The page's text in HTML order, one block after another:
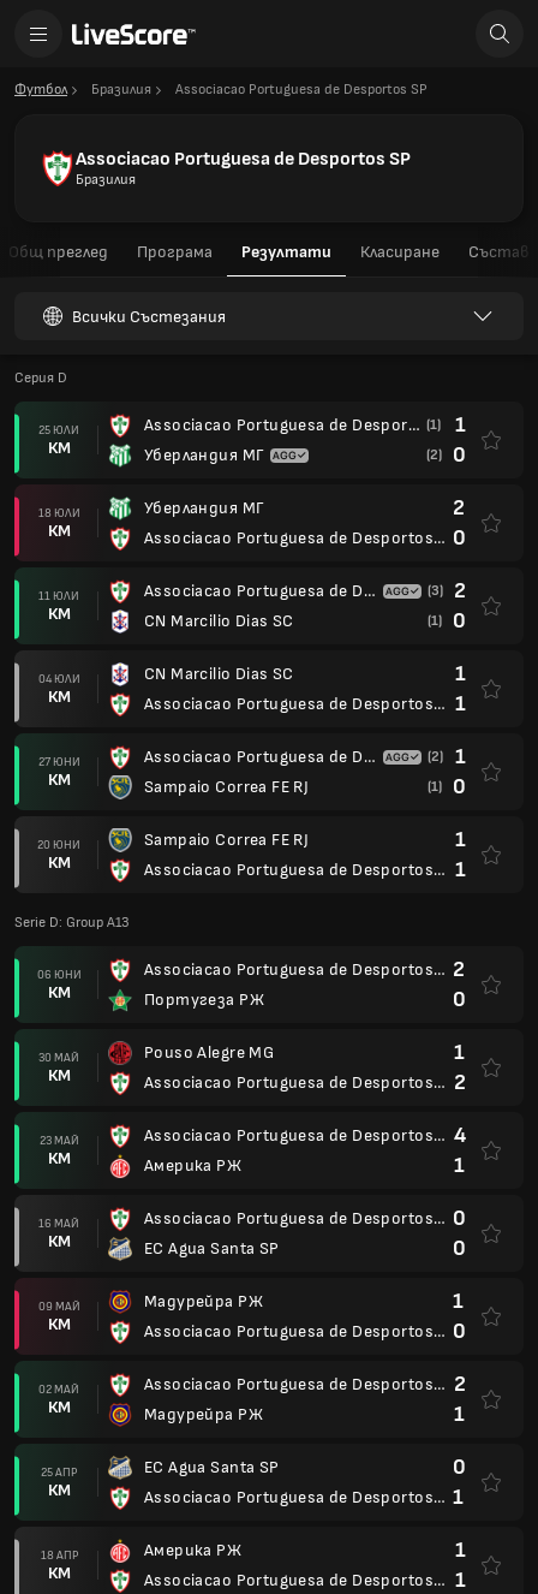
Футбол Бразилия Associacao Portuguesa de Desportos SP
Associacao Portuguesa de Desportos SP
Бразилия
Общ преглед Програма Резултати Класиране Състав
Всички Състезания
Серия D
25 ЮЛИ
КМ
Associacao Portuguesa de Desportos SP
Уберландия МГ
(1) 1
(2) 0
18 ЮЛИ
КМ
Уберландия МГ
Associacao Portuguesa de Desportos SP
2
0
11 ЮЛИ
КМ
Associacao Portuguesa de Desportos SP
CN Marcilio Dias SC
(3) 2
(1) 0
04 ЮЛИ
КМ
CN Marcilio Dias SC
Associacao Portuguesa de Desportos SP
1
1
27 ЮНИ
КМ
Associacao Portuguesa de Desportos SP
Sampaio Correa FE RJ
(2) 1
(1) 0
20 ЮНИ
КМ
Sampaio Correa FE RJ
Associacao Portuguesa de Desportos SP
1
1
Serie D: Group A13
06 ЮНИ
КМ
Associacao Portuguesa de Desportos SP
Португеза РЖ
2
0
30 МАЙ
КМ
Pouso Alegre MG
Associacao Portuguesa de Desportos SP
1
2
23 МАЙ
КМ
Associacao Portuguesa de Desportos SP
Америка РЖ
4
1
16 МАЙ
КМ
Associacao Portuguesa de Desportos SP
EC Agua Santa SP
0
0
09 МАЙ
КМ
Мадурейра РЖ
Associacao Portuguesa de Desportos SP
1
0
02 МАЙ
КМ
Associacao Portuguesa de Desportos SP
Мадурейра РЖ
2
1
25 АПР
КМ
EC Agua Santa SP
Associacao Portuguesa de Desportos SP
0
1
18 АПР
КМ
Америка РЖ
Associacao Portuguesa de Desportos SP
1
1